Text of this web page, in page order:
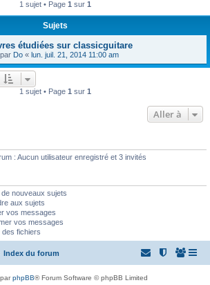
1 sujet • Page 1 sur 1
Sujets
étudiées sur classicguitare
Do « lun. juil. 21, 2014 11:00 am
1 sujet • Page 1 sur 1
Aller à
: Aucun utilisateur enregistré et 3 invités
nouveaux sujets
aux sujets
vos messages
vos messages
des fichiers
Index du forum
phpBB® Forum Software © phpBB Limited